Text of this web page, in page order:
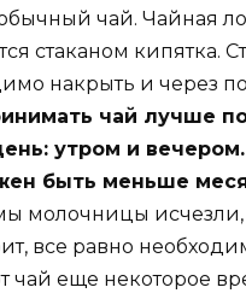
чай. Чайная
стаканом кипятка.
накрыть и через
чай лучше
утром и
быть меньше
молочницы исчезли,
все равно
чай еще некоторое